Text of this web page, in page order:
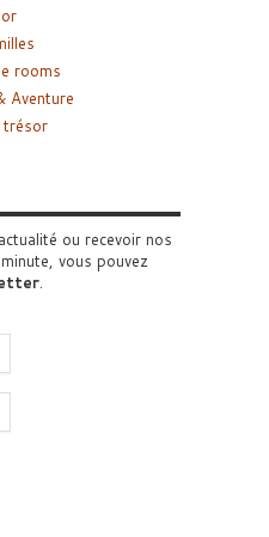
rooms
Aventure
trésor
ou recevoir nos
vous pouvez
.